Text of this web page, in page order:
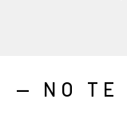
— NO TE